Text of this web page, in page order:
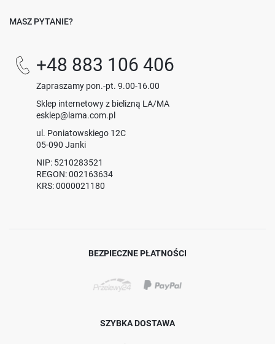
MASZ PYTANIE?
+48 883 106 406
Zapraszamy pon.-pt. 9.00-16.00
Sklep internetowy z bielizną LA/MA
esklep@lama.com.pl
ul. Poniatowskiego 12C
05-090 Janki
NIP: 5210283521
REGON: 002163634
KRS: 0000021180
BEZPIECZNE PŁATNOŚCI
SZYBKA DOSTAWA